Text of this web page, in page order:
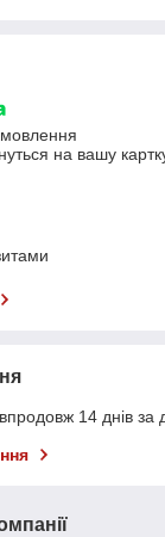
на вашу
14 днів за